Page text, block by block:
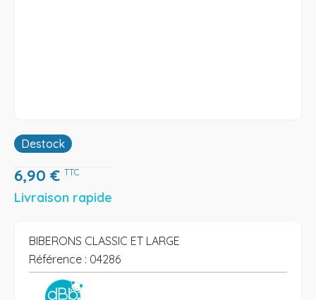
Destock
6,90 € TTC
Livraison rapide
BIBERONS CLASSIC ET LARGE
Référence : 04286